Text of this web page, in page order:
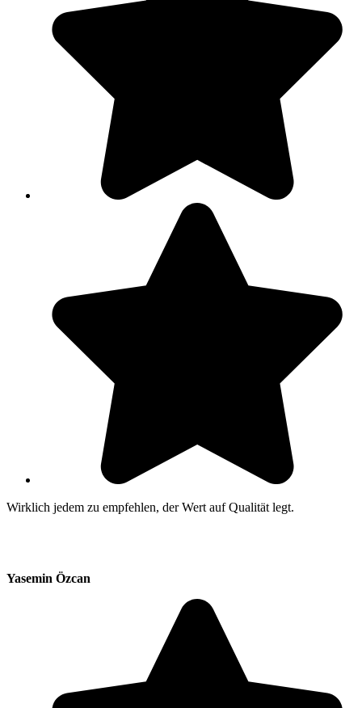
Wirklich jedem zu empfehlen, der Wert auf Qualität legt.
Yasemin Özcan